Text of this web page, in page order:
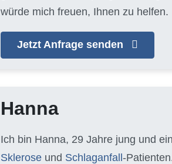
würde mich freuen, Ihnen zu helfen.
Jetzt Anfrage senden
Hanna
Ich bin Hanna, 29 Jahre jung und
Sklerose und Schlaganfall -